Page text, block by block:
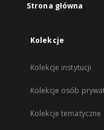
Strona główna
Kolekcje
Kolekcje instytucji
Kolekcje osób
Kolekcje tematyczne